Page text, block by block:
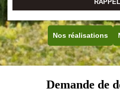
Nos réalisations
Demande de